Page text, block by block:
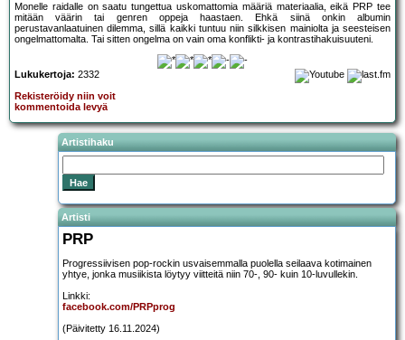
Monelle raidalle on saatu tungettua uskomattomia määriä materiaalia, eikä PRP tee
mitään väärin tai genren oppeja haastaen. Ehkä siinä onkin albumin
perustavanlaatuinen dilemma, sillä kaikki tuntuu niin silkkisen mainiolta ja seesteisen
ongelmattomalta. Tai sitten ongelma on vain oma konflikti- ja kontrastihakuisuuteni.
Lukukertoja: 2332
Rekisteröidy niin voit
kommentoida levyä
Artistihaku
Artisti
PRP
Progressiivisen pop-rockin usvaisemmalla puolella seilaava kotimainen
yhtye, jonka musiikista löytyy viitteitä niin 70-, 90- kuin 10-luvullekin.
Linkki:
facebook.com/PRPprog
(Päivitetty 16.11.2024)